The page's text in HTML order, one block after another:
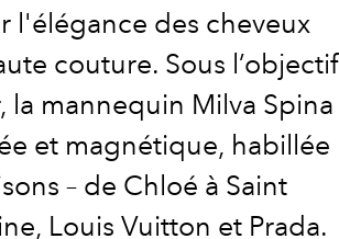
l'élégance des cheveux
couture. Sous l’objectif
la mannequin Milva Spina
et magnétique, habillée
– de Chloé à Saint
Louis Vuitton et Prada.